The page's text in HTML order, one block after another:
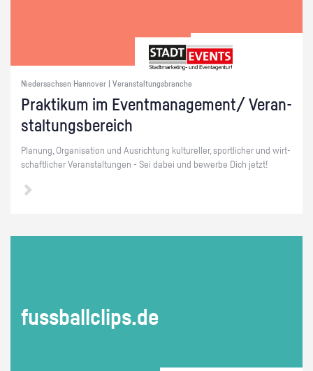
Niedersachsen Hannover | Veranstaltungsbranche
Prak­ti­kum im Event­ma­nage­ment/ Ver­an­
stal­tungs­be­reich
Pla­nung, Or­ga­ni­sa­ti­on und Aus­rich­tung kul­tu­rel­ler, sport­li­cher und wirt­
schaft­li­cher Ver­an­stal­tun­gen - Sei dabei und be­wer­be Dich jetzt!
fuss­ball­clips.de